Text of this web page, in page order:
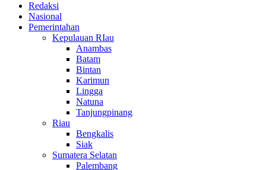
Redaksi
Nasional
Pemerintahan
Kepulauan RIau
Anambas
Batam
Bintan
Karimun
Lingga
Natuna
Tanjungpinang
Riau
Bengkalis
Siak
Sumatera Selatan
Palembang